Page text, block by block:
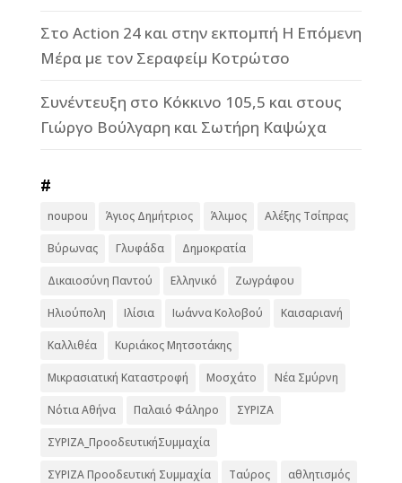
Στο Action 24 και στην εκπομπή Η Επόμενη
Μέρα με τον Σεραφείμ Κοτρώτσο
Συνέντευξη στο Κόκκινο 105,5 και στους
Γιώργο Βούλγαρη και Σωτήρη Καψώχα
#
noupou Άγιος Δημήτριος Άλιμος Αλέξης Τσίπρας
Βύρωνας Γλυφάδα Δημοκρατία
Δικαιοσύνη Παντού Ελληνικό Ζωγράφου
Ηλιούπολη Ιλίσια Ιωάννα Κολοβού Καισαριανή
Καλλιθέα Κυριάκος Μητσοτάκης
Μικρασιατική Καταστροφή Μοσχάτο Νέα Σμύρνη
Νότια Αθήνα Παλαιό Φάληρο ΣΥΡΙΖΑ
ΣΥΡΙΖΑ_ΠροοδευτικήΣυμμαχία
ΣΥΡΙΖΑ Προοδευτική Συμμαχία Ταύρος αθλητισμός